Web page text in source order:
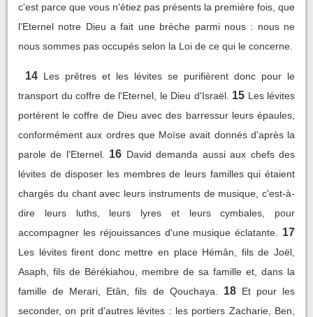
c'est parce que vous n'étiez pas présents la première fois, que
l'Eternel notre Dieu a fait une brèche parmi nous : nous ne
nous sommes pas occupés selon la Loi de ce qui le concerne.
14 Les prêtres et les lévites se purifièrent donc pour le
transport du coffre de l'Eternel, le Dieu d'Israël. 15 Les lévites
portèrent le coffre de Dieu avec des barressur leurs épaules,
conformément aux ordres que Moïse avait donnés d'après la
parole de l'Eternel.
16 David demanda aussi aux chefs des
lévites de disposer les membres de leurs familles qui étaient
chargés du chant avec leurs instruments de musique, c'est-à-
dire leurs luths, leurs lyres et leurs cymbales, pour
accompagner les réjouissances d'une musique éclatante.
17
Les lévites firent donc mettre en place Hémân, fils de Joël,
Asaph, fils de Bérékiahou, membre de sa famille et, dans la
famille de Merari, Etân, fils de Qouchaya.
18 Et pour les
seconder, on prit d'autres lévites : les portiers Zacharie, Ben,